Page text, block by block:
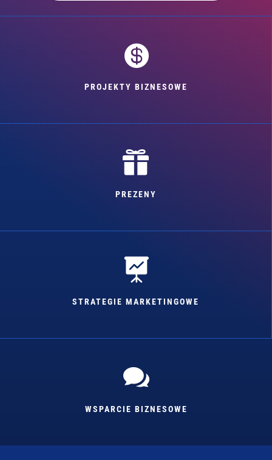

PROJEKTY BIZNESOWE

PREZENY

STRATEGIE MARKETINGOWE

WSPARCIE BIZNESOWE